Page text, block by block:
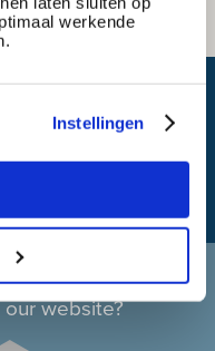
werkende
Instellingen
Projects
website?